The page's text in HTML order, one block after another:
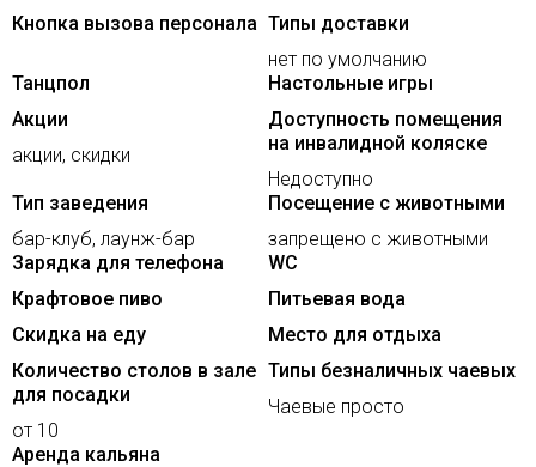
Кнопка вызова персонала Типы доставки
нет по умолчанию
Танцпол
Настольные игры
Акции
акции, скидки
Доступность помещения
на инвалидной коляске
Недоступно
Тип заведения
бар-клуб, лаунж-бар
Посещение с животными
запрещено с животными
Зарядка для телефона
WC
Крафтовое пиво
Питьевая вода
Скидка на еду
Место для отдыха
Количество столов в зале
для посадки
от 10
Типы безналичных чаевых
Чаевые просто
Аренда кальяна